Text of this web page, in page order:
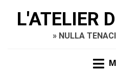
L'ATELIER
» NULLA